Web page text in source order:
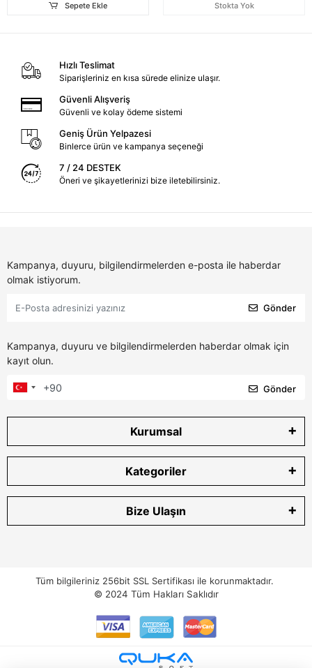
Sepete Ekle Stokta Yok
Hızlı Teslimat
Siparişleriniz en kısa sürede elinize ulaşır.
Güvenli Alışveriş
Güvenli ve kolay ödeme sistemi
Geniş Ürün Yelpazesi
Binlerce ürün ve kampanya seçeneği
7 / 24 DESTEK
Öneri ve şikayetlerinizi bize iletebilirsiniz.
Kampanya, duyuru, bilgilendirmelerden e-posta ile haberdar
olmak istiyorum.
Gönder
Kampanya, duyuru ve bilgilendirmelerden haberdar olmak için
kayıt olun.
Gönder
Kurumsal
Kategoriler
Bize Ulaşın
Tüm bilgileriniz 256bit SSL Sertifikası ile korunmaktadır.
© 2024 Tüm Hakları Saklıdır